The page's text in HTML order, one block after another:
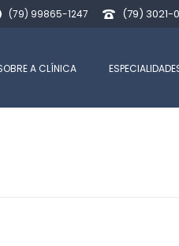
(79) 99865-1247 (79) 3021-
A CLÍNICA